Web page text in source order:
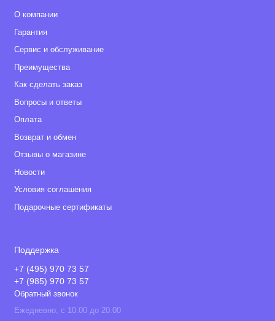
О компании
Гарантия
Сервис и обслуживание
Преимущества
Как сделать заказ
Вопросы и ответы
Оплата
Возврат и обмен
Отзывы о магазине
Новости
Условия соглашения
Подарочные сертификаты
Поддержка
+7 (495) 970 73 57
+7 (985) 970 73 57
Обратный звонок
Ежедневно, с 10.00 до 20.00